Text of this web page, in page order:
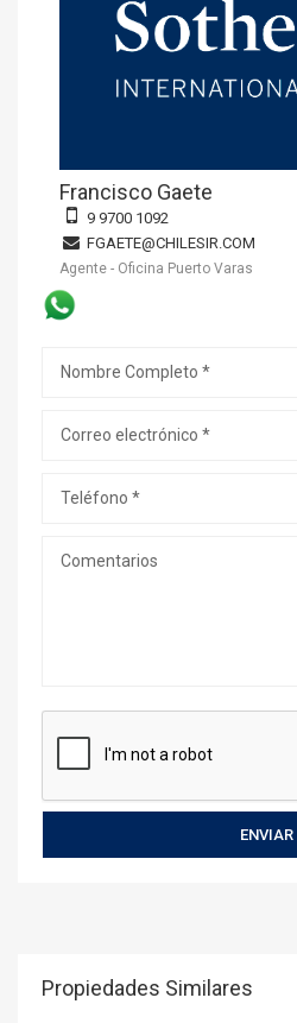
Francisco Gaete
9 9700 1092
FGAETE@CHILESIR.COM
Agente - Oficina Puerto Varas
Propiedades Similares